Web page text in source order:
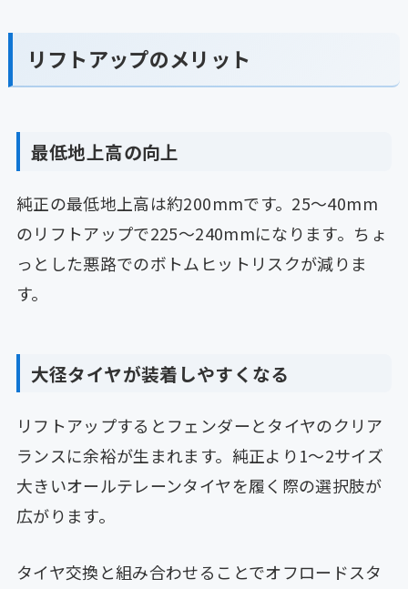
リフトアップのメリット
最低地上高の向上
純正の最低地上高は約200mmです。25〜40mm
のリフトアップで225〜240mmになります。ちょ
っとした悪路でのボトムヒットリスクが減りま
す。
大径タイヤが装着しやすくなる
リフトアップするとフェンダーとタイヤのクリア
ランスに余裕が生まれます。純正より1〜2サイズ
大きいオールテレーンタイヤを履く際の選択肢が
広がります。
タイヤ交換と組み合わせることでオフロードスタ